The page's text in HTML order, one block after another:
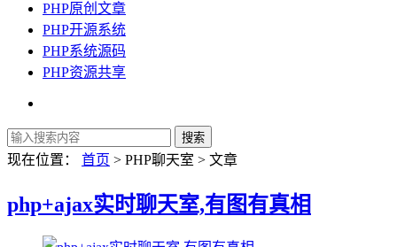
PHP原创文章
PHP开源系统
PHP系统源码
PHP资源共享
现在位置： 首页 > PHP聊天室 > 文章
php+ajax实时聊天室,有图有真相